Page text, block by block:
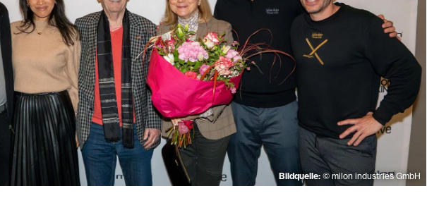
Bildquelle: © milon industries GmbH